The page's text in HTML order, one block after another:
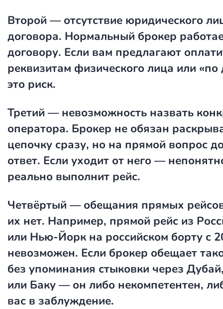
Второй — отсутствие юридического
договора. Нормальный брокер
договору. Если вам предлагают
реквизитам физического лица или
это риск.
Третий — невозможность назвать
оператора. Брокер не обязан
цепочку сразу, но на прямой вопрос
ответ. Если уходит от него —
реально выполнит рейс.
Четвёртый — обещания прямых
их нет. Например, прямой рейс из
или Нью-Йорк на российском борту с
невозможен. Если брокер обещает
без упоминания стыковки через
или Баку — он либо некомпетентен,
вас в заблуждение.